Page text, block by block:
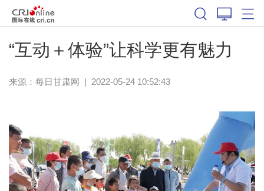
“互动＋体验”让科学更有魅力
来源： 每日甘肃网 | 2022-05-24 10:52:43